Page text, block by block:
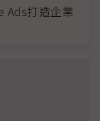
Ads打造企業